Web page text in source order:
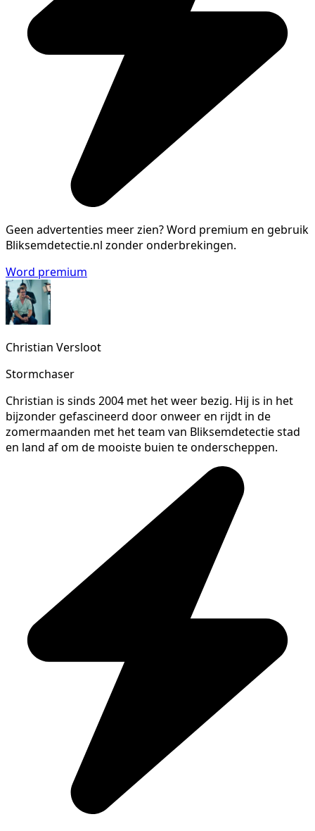
Geen advertenties meer zien?Word premium en gebruik
Bliksemdetectie.nl zonder onderbrekingen.
Word premium
Christian Versloot
Stormchaser
Christian is sinds 2004 met het weer bezig. Hij is in het
bijzonder gefascineerd door onweer en rijdt in de
zomermaanden met het team van Bliksemdetectie stad
en land af om de mooiste buien te onderscheppen.